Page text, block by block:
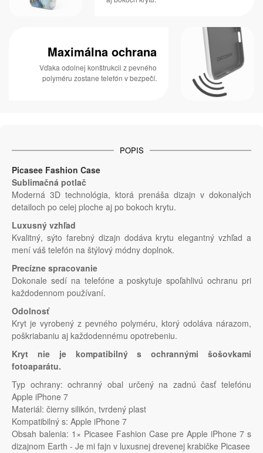
Maximálna ochrana
Vďaka odolnej konštrukcii z pevného
polyméru zostane telefón v bezpečí.
POPIS
Picasee Fashion Case
Sublimačná potlač
Moderná 3D technológia, ktorá prenáša dizajn v dokonalých
detailoch po celej ploche aj po bokoch krytu.
Luxusný vzhľad
Kvalitný, sýto farebný dizajn dodáva krytu elegantný vzhľad a
mení váš telefón na štýlový módny doplnok.
Precízne spracovanie
Dokonale sedí na telefóne a poskytuje spoľahlivú ochranu pri
každodennom používaní.
Odolnosť
Kryt je vyrobený z pevného polyméru, ktorý odoláva nárazom,
poškriabaniu aj každodennému opotrebeniu.
Kryt nie je kompatibilný s ochrannými šošovkami
fotoaparátu.
Typ ochrany: ochranný obal určený na zadnú časť telefónu
Apple iPhone 7
Materiál: čierny silikón, tvrdený plast
Kompatibilný s: Apple iPhone 7
Obsah balenia: 1× Picasee Fashion Case pre Apple iPhone 7 s
dizajnom Earth - Je mi fajn v luxusnej drevenej krabičke Picasee